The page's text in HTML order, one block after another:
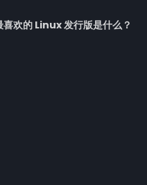
喜欢的 Linux 发行版是什么？